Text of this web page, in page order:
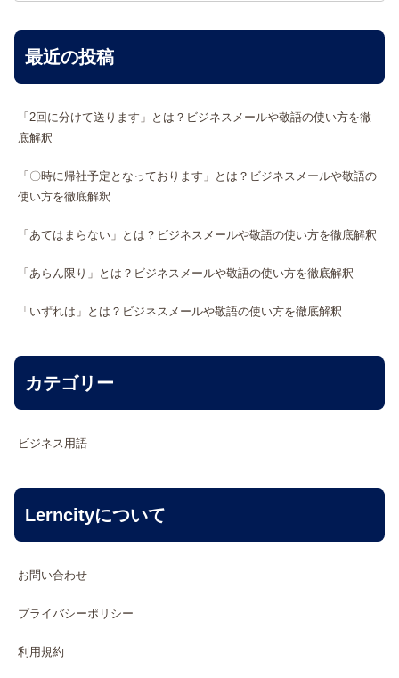
最近の投稿
「2回に分けて送ります」とは？ビジネスメールや敬語の使い方を徹
底解釈
「〇時に帰社予定となっております」とは？ビジネスメールや敬語の
使い方を徹底解釈
「あてはまらない」とは？ビジネスメールや敬語の使い方を徹底解釈
「あらん限り」とは？ビジネスメールや敬語の使い方を徹底解釈
「いずれは」とは？ビジネスメールや敬語の使い方を徹底解釈
カテゴリー
ビジネス用語
Lerncityについて
お問い合わせ
プライバシーポリシー
利用規約